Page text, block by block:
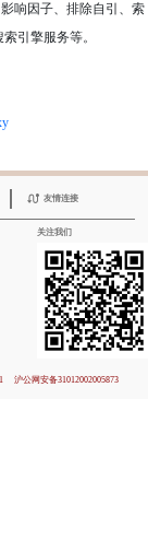
响因子、排除自引、索
引擎服务等。
友情连接
关注我们
沪公网安备31012002005873